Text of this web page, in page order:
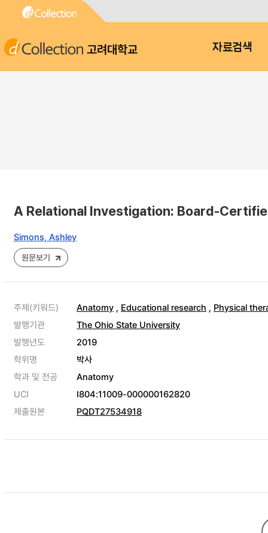
고려대학교 자료검색
A Relational Investigation: Board-
Simons, Ashley
원문보기
주제(키워드) Anatomy , Educational research , Physical
발행기관
The Ohio State University
발행년도
2019
학위명
박사
학과 및 전공
Anatomy
UCI
I804:11009-000000162820
제출원본
PQDT27534918